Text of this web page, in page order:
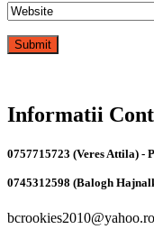
Informatii
0757715723 (Veres Attila) -
0745312598 (Balogh
bcrookies2010@yahoo.ro